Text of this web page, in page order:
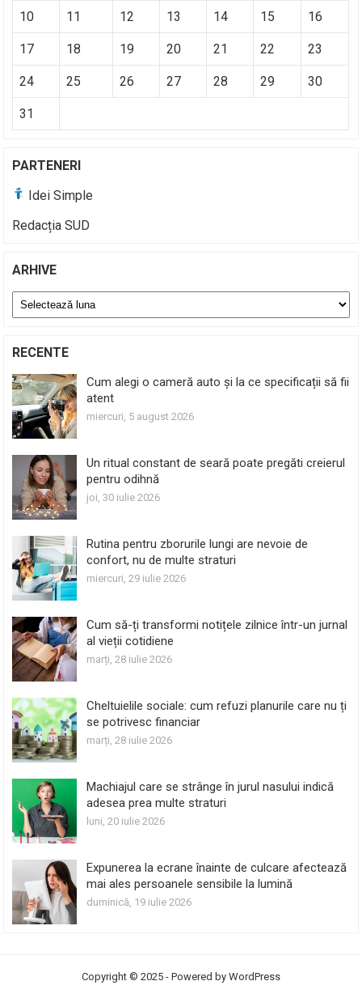
10 11 12 13 14 15 16
17 18 19 20 21 22 23
24 25 26 27 28 29 30
31
PARTENERI
Idei Simple
Redacția SUD
ARHIVE
Arhive
RECENTE
Cum alegi o cameră auto și la ce specificații să fii
atent
miercuri, 5 august 2026
Un ritual constant de seară poate pregăti creierul
pentru odihnă
joi, 30 iulie 2026
Rutina pentru zborurile lungi are nevoie de
confort, nu de multe straturi
miercuri, 29 iulie 2026
Cum să-ți transformi notițele zilnice într-un jurnal
al vieții cotidiene
marți, 28 iulie 2026
Cheltuielile sociale: cum refuzi planurile care nu ți
se potrivesc financiar
marți, 28 iulie 2026
Machiajul care se strânge în jurul nasului indică
adesea prea multe straturi
luni, 20 iulie 2026
Expunerea la ecrane înainte de culcare afectează
mai ales persoanele sensibile la lumină
duminică, 19 iulie 2026
Copyright © 2025 - Powered by WordPress